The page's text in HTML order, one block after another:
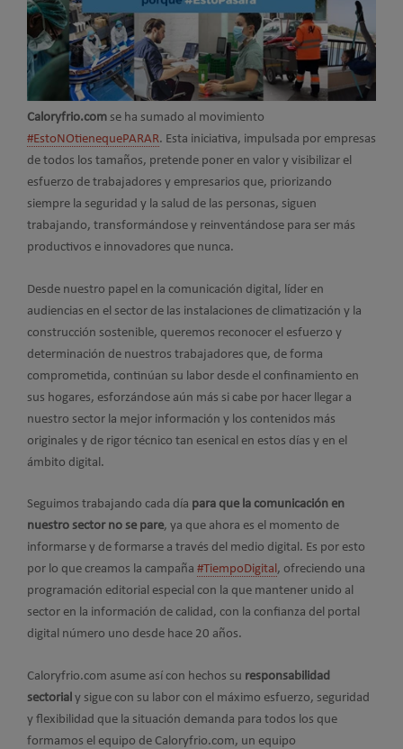
Caloryfrio.com se ha sumado al movimiento
#EstoNOtienequePARAR. Esta iniciativa, impulsada por empresas
de todos los tamaños, pretende poner en valor y visibilizar el
esfuerzo de trabajadores y empresarios que, priorizando
siempre la seguridad y la salud de las personas, siguen
trabajando, transformándose y reinventándose para ser más
productivos e innovadores que nunca.
Desde nuestro papel en la comunicación digital, líder en
audiencias en el sector de las instalaciones de climatización y la
construcción sostenible, queremos reconocer el esfuerzo y
determinación de nuestros trabajadores que, de forma
comprometida, continúan su labor desde el confinamiento en
sus hogares, esforzándose aún más si cabe por hacer llegar a
nuestro sector la mejor información y los contenidos más
originales y de rigor técnico tan esenical en estos días y en el
ámbito digital.
Seguimos trabajando cada día para que la comunicación en
nuestro sector no se pare, ya que ahora es el momento de
informarse y de formarse a través del medio digital. Es por esto
por lo que creamos la campaña #TiempoDigital, ofreciendo una
programación editorial especial con la que mantener unido al
sector en la información de calidad, con la confianza del portal
digital número uno desde hace 20 años.
Caloryfrio.com asume así con hechos su responsabilidad
sectorial y sigue con su labor con el máximo esfuerzo, seguridad
y flexibilidad que la situación demanda para todos los que
formamos el equipo de Caloryfrio.com, un equipo